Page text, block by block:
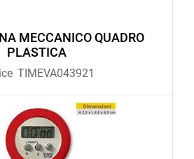
MECCANICO QUADRO
PLASTICA
TIMEVA043921